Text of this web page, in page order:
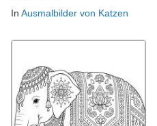
In Ausmalbilder von Katzen